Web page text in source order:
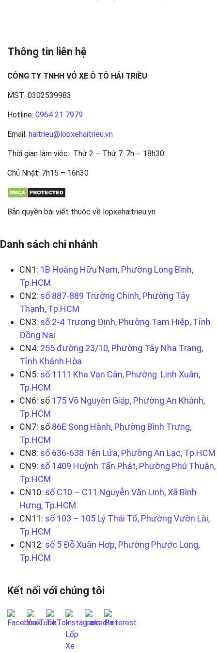
Thông tin liên hệ
CÔNG TY TNHH VỎ XE Ô TÔ HẢI TRIỀU
MST: 0302539983
Hotline: 0964 21 7979
Email: haitrieu@lopxehaitrieu.vn
Thời gian làm việc: Thứ 2 – Thứ 7: 7h – 18h30
Chủ Nhật: 7h15 – 16h30
Bản quyền bài viết thuộc về lopxehaitrieu.vn
Danh sách chi nhánh
CN1: 1B Hoàng Hữu Nam, Phường Long Bình,
Tp.HCM
CN2: số 887-889 Trường Chinh, Phường Tây
Thạnh, Tp.HCM
CN3: số 2-4 Trương Định, Phường Tam Hiệp, Tỉnh
Đồng Nai
CN4: 255 đường 23/10, Phường Tây Nha Trang,
Tỉnh Khánh Hòa
CN5: số 1111 Kha Vạn Cân, Phường Linh Xuân,
Tp.HCM
CN6: số 175 Võ Nguyên Giáp, Phường An Khánh,
Tp.HCM
CN7: số 86E Song Hành, Phường Bình Trưng,
Tp.HCM
CN8: số 636-638 Tên Lửa, Phường An Lạc, Tp.HCM
CN9: số 1409 Huỳnh Tấn Phát, Phường Phú Thuận,
Tp.HCM
CN10: số C10 – C11 Nguyễn Văn Linh, Xã Bình
Hưng, Tp.HCM
CN11: số 103 – 105 Lý Thái Tổ, Phường Vườn Lài,
Tp.HCM
CN12: số 5 Đỗ Xuân Hợp, Phường Phước Long,
Tp.HCM
Kết nối với chúng tôi